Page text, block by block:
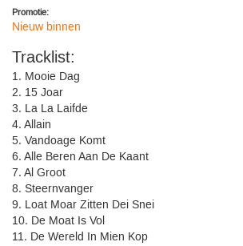
Promotie:
Nieuw binnen
Tracklist:
1. Mooie Dag
2. 15 Joar
3. La La Laifde
4. Allain
5. Vandoage Komt
6. Alle Beren Aan De Kaant
7. Al Groot
8. Steernvanger
9. Loat Moar Zitten Dei Snei
10. De Moat Is Vol
11. De Wereld In Mien Kop